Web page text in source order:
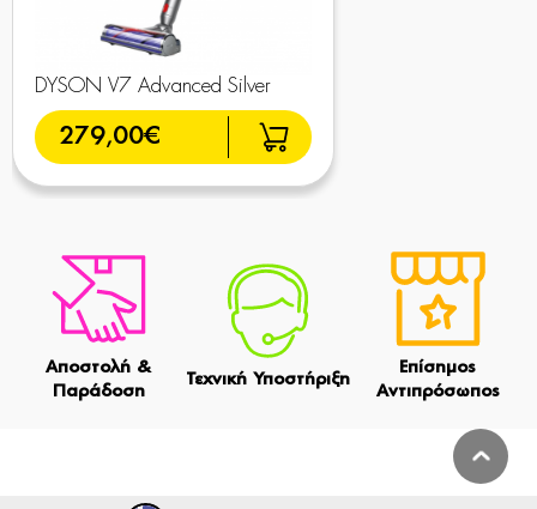
DYSON V7 Advanced Silver
279,00€
Αποστολή &
Παράδοση
Τεχνική Υποστήριξη
Επίσημος
Αντιπρόσωπος